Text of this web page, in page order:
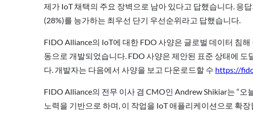
제가 IoT 채택의 주요 장벽으로 남아 있다고 답했습니다. 응
(28%)를 능가하는 최우선 단기 우선순위라고 답했습니다.
FIDO Alliance의 IoT에 대한 FDO 사양은 글로벌 데이터 침
동으로 개발되었습니다. FDO 사양은 제안된 표준 상태에
다. 개발자는 다음에서 사양을 보고 다운로드할 수 https://
FIDO Alliance의 전무 이사 겸 CMO인 Andrew Shikiar는 “
노력을 기반으로 하며, 이 작업을 IoT 애플리케이션으로 확